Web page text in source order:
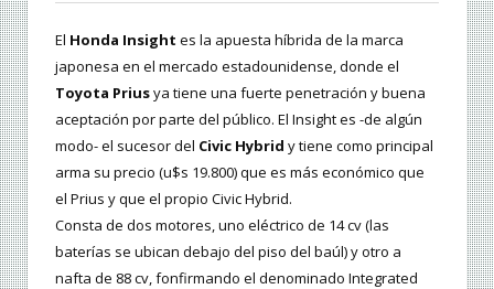
El Honda Insight es la apuesta híbrida de la marca
japonesa en el mercado estadounidense, donde el
Toyota Priusya tiene una fuerte penetración y buena
aceptación por parte del público. El Insight es -de algún
modo- el sucesor del Civic Hybrid y tiene como principal
arma su precio (u$s 19.800) que es más económico que
el Prius y que el propio Civic Hybrid.
Consta de dos motores, uno eléctrico de 14 cv (las
baterías se ubican debajo del piso del baúl) y otro a
nafta de 88 cv, fonfirmando el denominado Integrated